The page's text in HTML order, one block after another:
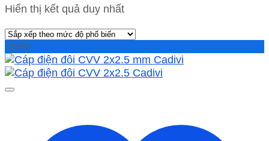
Hiển thị kết quả duy nhất
-25%